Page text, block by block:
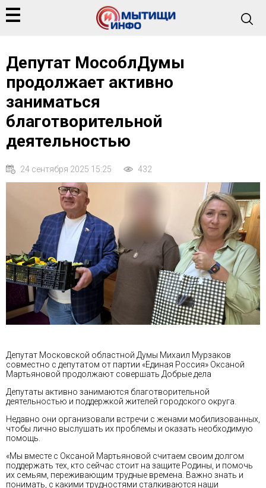
Депутат МособлДумы
продолжает активно
заниматься
благотворительной
деятельностью
24 сентября 2025 15:25 432
Депутат Московской областной Думы Михаил Мурзаков
совместно с депутатом от партии «Единая Россия» Оксаной
Мартьяновой продолжают совершать Добрые дела
Депутаты активно занимаются благотворительной
деятельностью и поддержкой жителей городского округа.
Недавно они организовали встречи с женами мобилизованных,
чтобы лично выслушать их проблемы и оказать необходимую
помощь.
«Мы вместе с Оксаной Мартьяновой считаем своим долгом
поддержать тех, кто сейчас стоит на защите Родины, и помочь
их семьям, переживающим трудные времена. Важно знать и
понимать, с какими трудностями сталкиваются наши